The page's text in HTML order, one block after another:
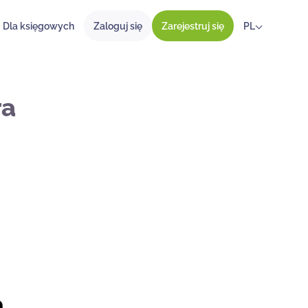
Dla księgowych Zaloguj się Zarejestruj się PL